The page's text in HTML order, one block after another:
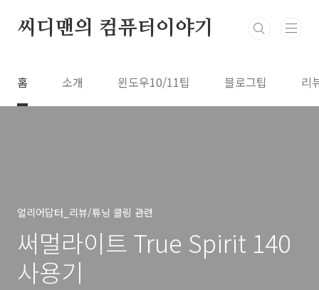
씨디맨의 컴퓨터이야기
홈 소개 윈도우10/11팁 블로그팁 리
얼리어답터_리뷰/튜닝 쿨링 관련
써멀라이트 True Spirit 140
사용기